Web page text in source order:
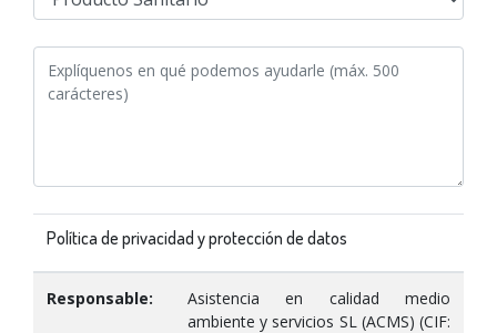
Política de privacidad y protección de datos
Responsable:
Asistencia en calidad medio
ambiente y servicios SL (ACMS) (CIF: